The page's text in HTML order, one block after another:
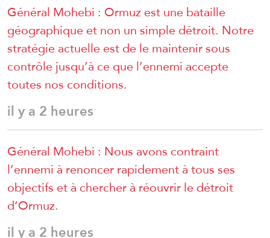
Général Mohebi : Ormuz est une bataille
géographique et non un simple détroit. Notre
stratégie actuelle est de le maintenir sous
contrôle jusqu’à ce que l’ennemi accepte
toutes nos conditions.
il y a 2 heures
Général Mohebi : Nous avons contraint
l’ennemi à renoncer rapidement à tous ses
objectifs et à chercher à réouvrir le détroit
d’Ormuz.
il y a 2 heures